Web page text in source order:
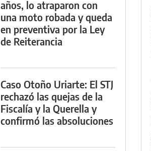
años, lo atraparon con
una moto robada y queda
en preventiva por la Ley
de Reiterancia
Caso Otoño Uriarte: El STJ
rechazó las quejas de la
Fiscalía y la Querella y
confirmó las absoluciones